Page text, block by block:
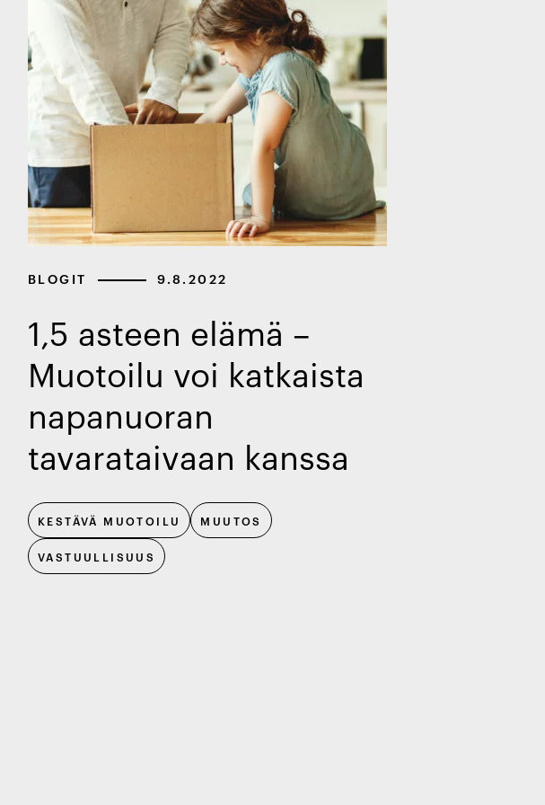
BLOGIT 9.8.2022
1,5 asteen elämä –
Muotoilu voi katkaista
napanuoran
tavarataivaan kanssa
KESTÄVÄ MUOTOILU MUUTOS
VASTUULLISUUS